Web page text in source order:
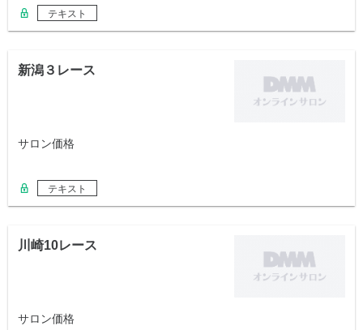
テキスト
新潟３レース
サロン価格
テキスト
川崎10レース
サロン価格